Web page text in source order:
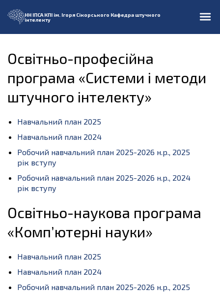
НН ІПСА КПІ ім. Ігоря Сікорського Кафедра штучного
інтелекту
Освітньо-професійна
програма «Системи і методи
штучного інтелекту»
Навчальний план 2025
Навчальний план 2024
Робочий навчальний план 2025-2026 н.р., 2025
рік вступу
Робочий навчальний план 2025-2026 н.р., 2024
рік вступу
Освітньо-наукова програма
«Комп’ютерні науки»
Навчальний план 2025
Навчальний план 2024
Робочий навчальний план 2025-2026 н.р., 2025